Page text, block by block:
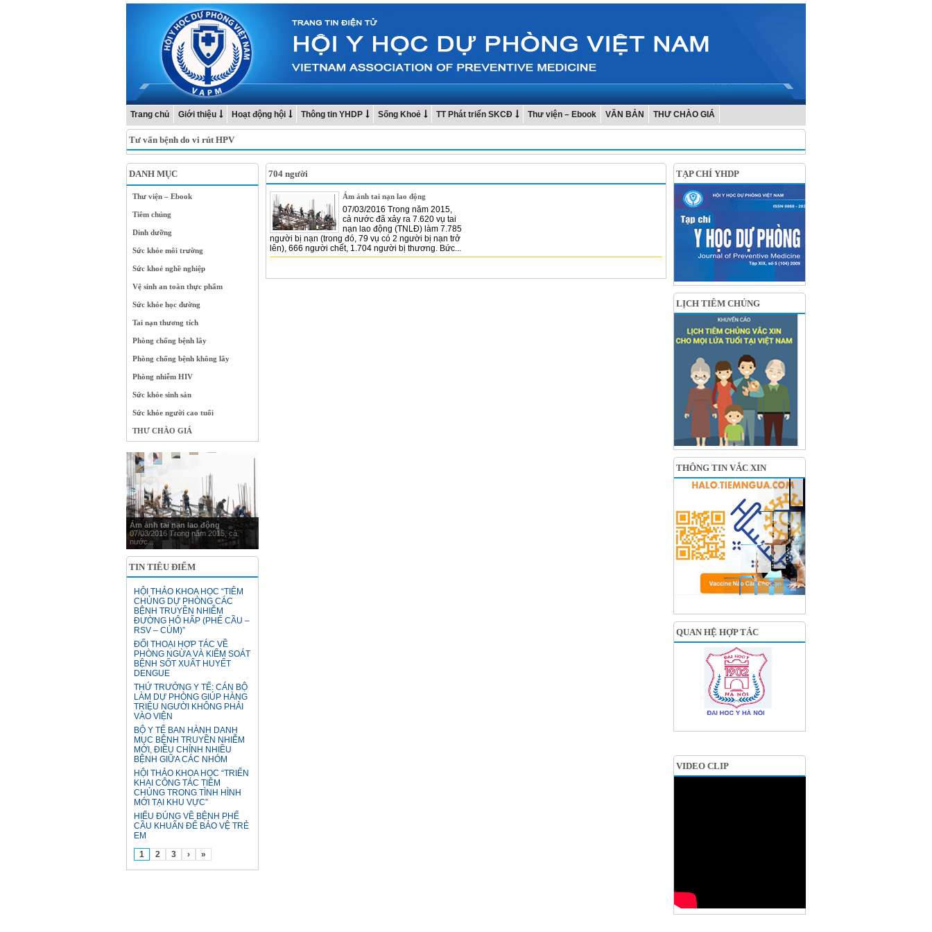
Trang chủ Giới thiệu Hoạt động hội Thông tin YHDP Sống Khoẻ TT Phát triển SKCĐ Thư viện – Ebook VĂN BẢN THƯ CHÀO GIÁ
Tư vấn bệnh do vi rút HPV
DANH MỤC
Thư viện – Ebook
Tiêm chủng
Dinh dưỡng
Sức khỏe môi trường
Sức khoẻ nghề nghiệp
Vệ sinh an toàn thực phẩm
Sức khỏe học đường
Tai nạn thương tích
Phòng chống bệnh lây
Phòng chống bệnh không lây
Phòng nhiễm HIV
Sức khỏe sinh sản
Sức khỏe người cao tuổi
THƯ CHÀO GIÁ
Ám ảnh tai nạn lao động
07/03/2016 Trong năm 2015, cả
nước...
TIN TIÊU ĐIỂM
HỘI THẢO KHOA HỌC “TIÊM
CHỦNG DỰ PHÒNG CÁC
BỆNH TRUYỀN NHIỄM
ĐƯỜNG HÔ HẤP (PHẾ CẦU –
RSV – CÚM)”
ĐỐI THOẠI HỢP TÁC VỀ
PHÒNG NGỪA VÀ KIỂM SOÁT
BỆNH SỐT XUẤT HUYẾT
DENGUE
THỨ TRƯỞNG Y TẾ: CÁN BỘ
LÀM DỰ PHÒNG GIÚP HÀNG
TRIỆU NGƯỜI KHÔNG PHẢI
VÀO VIỆN
BỘ Y TẾ BAN HÀNH DANH
MỤC BỆNH TRUYỀN NHIỄM
MỚI, ĐIỀU CHỈNH NHIỀU
BỆNH GIỮA CÁC NHÓM
HỘI THẢO KHOA HỌC “TRIỂN
KHAI CÔNG TÁC TIÊM
CHỦNG TRONG TÌNH HÌNH
MỚI TẠI KHU VỰC”
HIỂU ĐÚNG VỀ BỆNH PHẾ
CẦU KHUẨN ĐỂ BẢO VỆ TRẺ
EM
1
2 3 › »
704 người
Ám ảnh tai nạn lao động
07/03/2016 Trong năm 2015,
cả nước đã xảy ra 7.620 vụ tai
nạn lao động (TNLĐ) làm 7.785
người bị nạn (trong đó, 79 vụ có 2 người bị nạn trở
lên), 666 người chết, 1.704 người bị thương. Bức...
TẠP CHÍ YHDP
LỊCH TIÊM CHỦNG
THÔNG TIN VẮC XIN
QUAN HỆ HỢP TÁC
VIDEO CLIP